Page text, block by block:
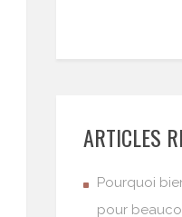
ARTICLES
Pourquoi
pour